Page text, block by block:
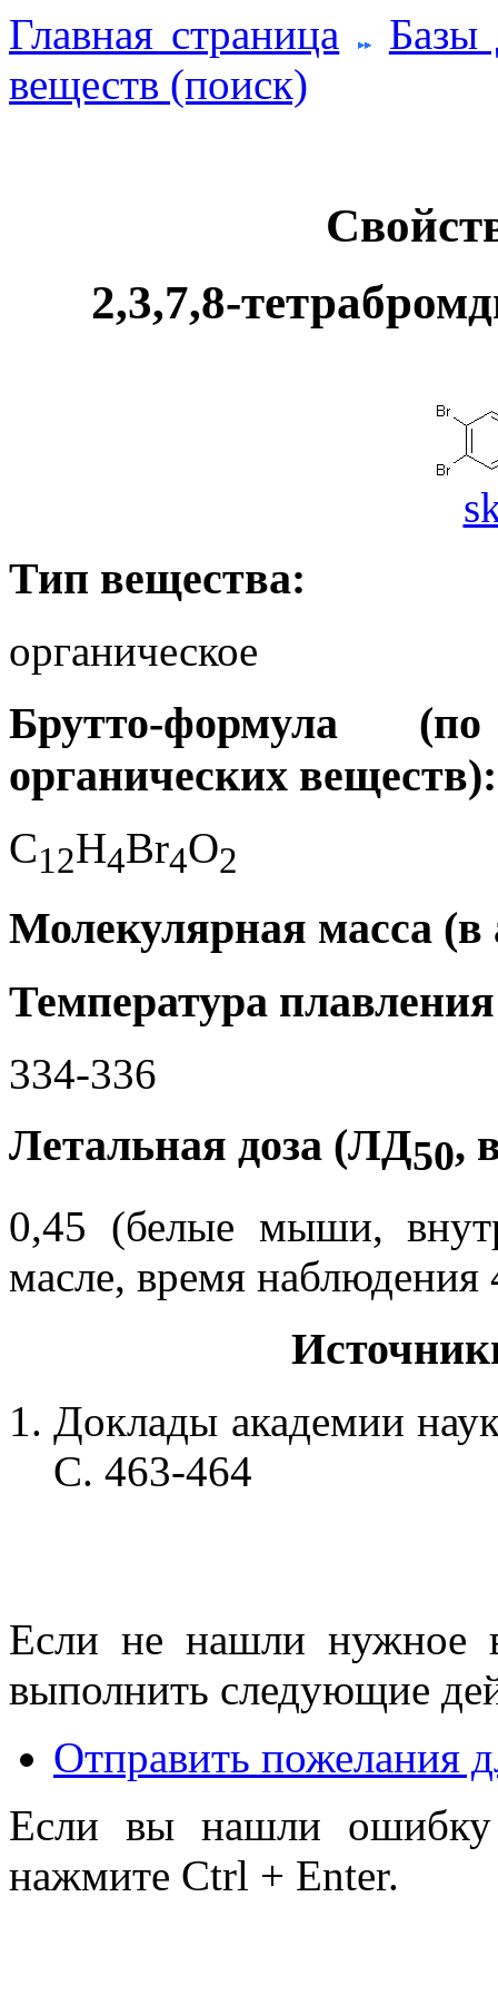
Главная страница
Базы
веществ (поиск)
2,3,7,8-
Тип вещества:
органическое
Брутто-формула
органических веществ):
C12H4Br4O2
Молекулярная масса (в
Температура
334-336
Летальная доза (ЛД50,
0,45 (белые мыши,
масле, время наблюдения
Доклады академии
С. 463-464
Если не нашли нужное
выполнить следующие
Отправить пожелания
Если вы нашли ошибку
нажмите Ctrl + Enter.